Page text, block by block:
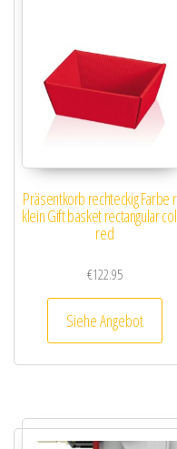
Präsentkorb rechteckig Farbe
klein Gift basket rectangular
red
€122.95
Siehe Angebot